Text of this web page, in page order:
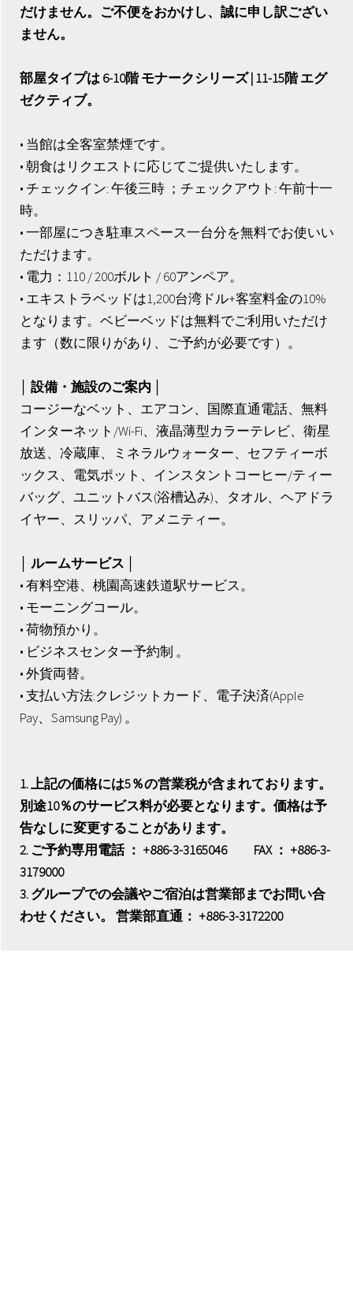
だけません。ご不便をおかけし、誠に申し訳ござい
ません。
部屋タイプは 6-10階 モナークシリーズ | 11-15階 エグ
ゼクティブ。
• 当館は全客室禁煙です。
• 朝食はリクエストに応じてご提供いたします。
• チェックイン: 午後三時 ；チェックアウト: 午前十一
時。
• 一部屋につき駐車スペース一台分を無料でお使いい
ただけます。
• 電力：110 / 200ボルト / 60アンペア。
• エキストラベッドは1,200台湾ドル+客室料金の10%
となります。ベビーベッドは無料でご利用いただけ
ます（数に限りがあり、ご予約が必要です）。
│ 設備・施設のご案内 │
コージーなベット、エアコン、国際直通電話、無料
インターネット/Wi-Fi、液晶薄型カラーテレビ、衛星
放送、冷蔵庫、ミネラルウォーター、セフティーボ
ックス、電気ポット、インスタントコーヒー/ティー
バッグ、ユニットバス(浴槽込み)、タオル、ヘアドラ
イヤー、スリッパ、アメニティー。
│ ルームサービス │
• 有料空港、桃園高速鉄道駅サービス。
• モーニングコール。
• 荷物預かり。
• ビジネスセンター予約制 。
• 外貨両替。
• 支払い方法:クレジットカード、電子決済(Apple
Pay、Samsung Pay) 。
1. 上記の価格には5％の営業税が含まれております。
別途10％のサービス料が必要となります。価格は予
告なしに変更することがあります。
2. ご予約専用電話 ： +886-3-3165046 FAX ： +886-3-
3179000
3. グループでの会議やご宿泊は営業部までお問い合
わせください。 営業部直通： +886-3-3172200